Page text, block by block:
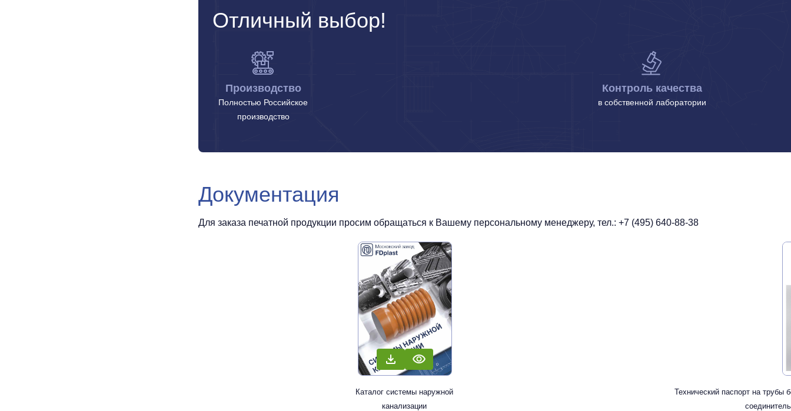
Отличный выбор!
Производство
Полностью Российское
производство
Контроль качества
в собственной лаборатории
Документация
Для заказа печатной продукции просим обращаться к Вашему персональному менеджеру, тел.: +7 (495) 640-88-38
Каталог системы наружной
канализации
Технический паспорт на трубы